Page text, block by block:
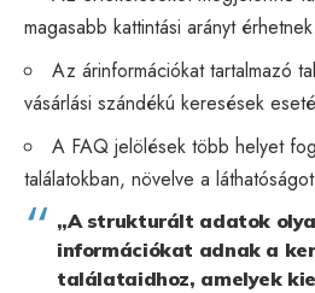
magasabb kattintási arányt
Az árinformációkat tartalmazó
vásárlási szándékú keresések
A FAQ jelölések több helyet
találatokban, növelve a láthatóságot
„A strukturált adatok
információkat adnak a
találataidhoz, amelyek